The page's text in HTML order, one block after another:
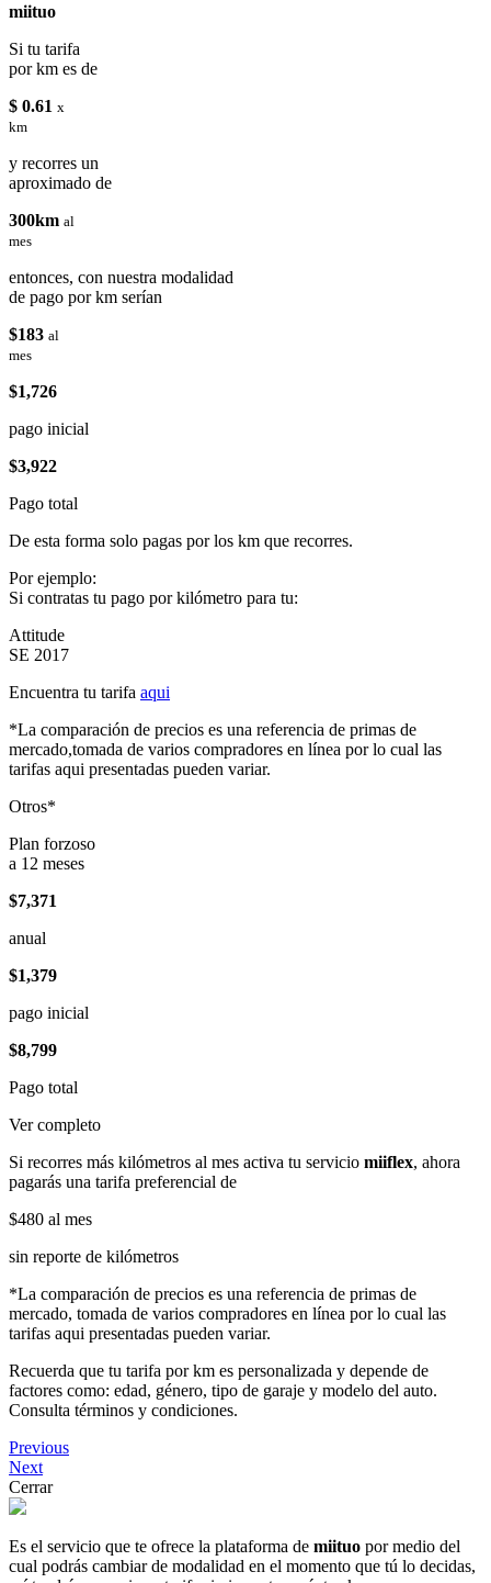
miituo
Si tu tarifa
por km es de
$ 0.61 x
km
y recorres un
aproximado de
300km al
mes
entonces, con nuestra modalidad
de pago por km serían
$183 al
mes
$1,726
pago inicial
$3,922
Pago total
De esta forma solo pagas por los km que recorres.
Por ejemplo:
Si contratas tu pago por kilómetro para tu:
Attitude
SE 2017
Encuentra tu tarifa aqui
*La comparación de precios es una referencia de primas de
mercado,tomada de varios compradores en línea por lo cual las
tarifas aqui presentadas pueden variar.
Otros*
Plan forzoso
a 12 meses
$7,371
anual
$1,379
pago inicial
$8,799
Pago total
Ver completo
Si recorres más kilómetros al mes activa tu servicio miiflex, ahora
pagarás una tarifa preferencial de
$480 al mes
sin reporte de kilómetros
*La comparación de precios es una referencia de primas de
mercado, tomada de varios compradores en línea por lo cual las
tarifas aqui presentadas pueden variar.
Recuerda que tu tarifa por km es personalizada y depende de
factores como: edad, género, tipo de garaje y modelo del auto.
Consulta términos y condiciones.
Previous
Next
Cerrar
Es el servicio que te ofrece la plataforma de miituo por medio del
cual podrás cambiar de modalidad en el momento que tú lo decidas,